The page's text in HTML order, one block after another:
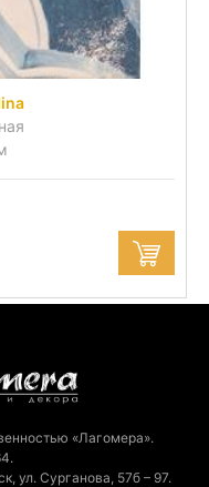
«Лагомера».
ул. Сурганова, 57б – 97.